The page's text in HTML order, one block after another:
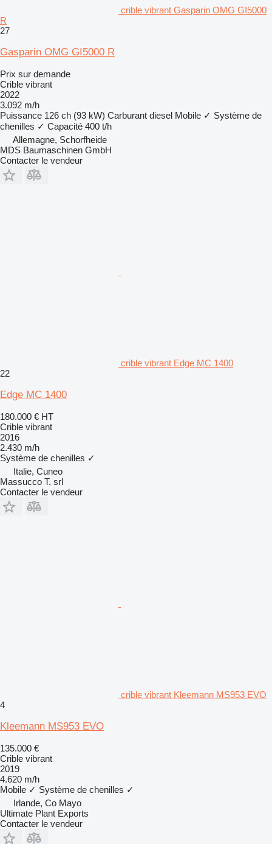
crible vibrant Gasparin OMG GI5000
R
27
Gasparin OMG GI5000 R
Prix sur demande
Crible vibrant
2022
3.092 m/h
Puissance 126 ch (93 kW) Carburant diesel Mobile ✓ Système de
chenilles ✓ Capacité 400 t/h
Allemagne, Schorfheide
MDS Baumaschinen GmbH
Contacter le vendeur
crible vibrant Edge MC 1400
22
Edge MC 1400
180.000 € HT
Crible vibrant
2016
2.430 m/h
Système de chenilles ✓
Italie, Cuneo
Massucco T. srl
Contacter le vendeur
crible vibrant Kleemann MS953 EVO
4
Kleemann MS953 EVO
135.000 €
Crible vibrant
2019
4.620 m/h
Mobile ✓ Système de chenilles ✓
Irlande, Co Mayo
Ultimate Plant Exports
Contacter le vendeur